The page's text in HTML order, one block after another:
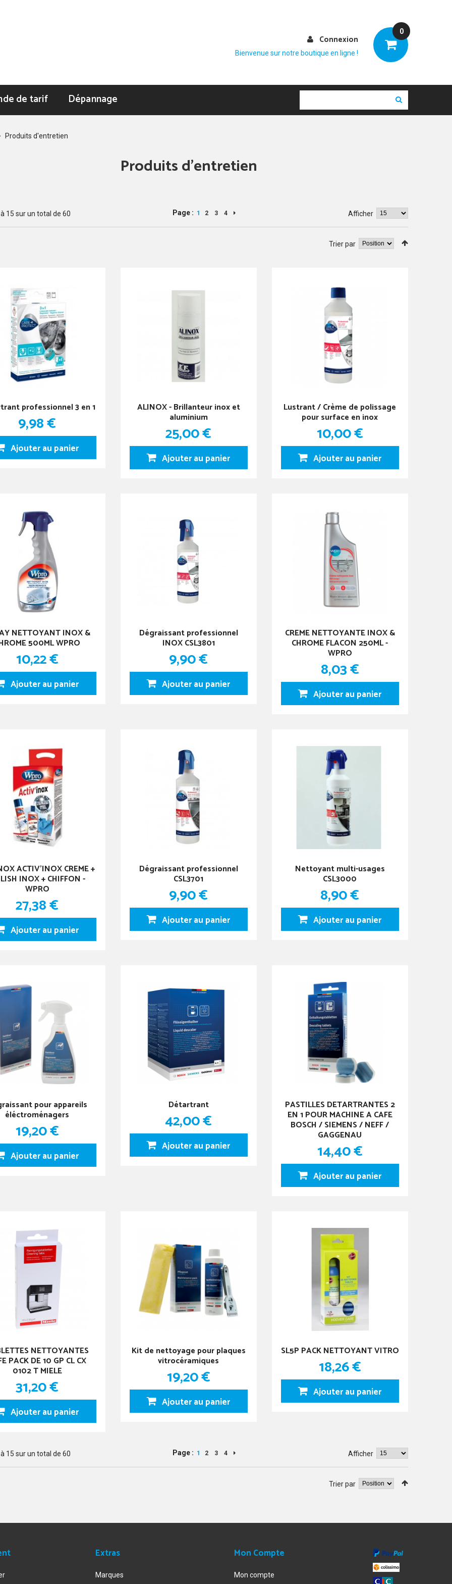
0
Connexion
Bienvenue sur notre boutique en ligne !
de tarif Dépannage
Produits d'entretien
Produits d'entretien
15 sur un total de 60 Afficher
Page : 1 2 3 4
Trier par
professionnel 3 en 1
9,98 €
Ajouter au panier
ALINOX - Brillanteur inox et
aluminium
25,00 €
Ajouter au panier
Lustrant / Crème de polissage
pour surface en inox
10,00 €
Ajouter au panier
NETTOYANT INOX &
500ML WPRO
10,22 €
Ajouter au panier
Dégraissant professionnel
INOX CSL3801
9,90 €
Ajouter au panier
CREME NETTOYANTE INOX &
CHROME FLACON 250ML -
WPRO
8,03 €
Ajouter au panier
ACTIV'INOX CREME +
INOX + CHIFFON -
WPRO
27,38 €
Ajouter au panier
Dégraissant professionnel
CSL3701
9,90 €
Ajouter au panier
Nettoyant multi-usages
CSL3000
8,90 €
Ajouter au panier
pour appareils
éléctroménagers
19,20 €
Ajouter au panier
Détartrant
42,00 €
Ajouter au panier
PASTILLES DETARTRANTES 2
EN 1 POUR MACHINE A CAFE
BOSCH / SIEMENS / NEFF /
GAGGENAU
14,40 €
Ajouter au panier
NETTOYANTES
PACK DE 10 GP CL CX
0102 T MIELE
31,20 €
Ajouter au panier
Kit de nettoyage pour plaques
vitrocéramiques
19,20 €
Ajouter au panier
SL5P PACK NETTOYANT VITRO
18,26 €
Ajouter au panier
15 sur un total de 60 Afficher
Page : 1 2 3 4
Trier par
Extras
Marques
Mon Compte
Mon compte